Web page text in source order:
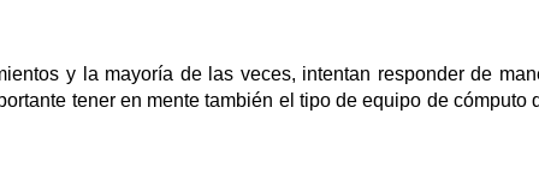
y la mayoría de las veces, intentan responder de
tener en mente también el tipo de equipo de cómputo